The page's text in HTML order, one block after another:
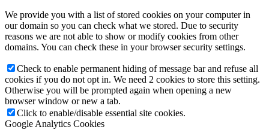
We provide you with a list of stored cookies on your computer in
our domain so you can check what we stored. Due to security
reasons we are not able to show or modify cookies from other
domains. You can check these in your browser security settings.
Check to enable permanent hiding of message bar and refuse all
cookies if you do not opt in. We need 2 cookies to store this setting.
Otherwise you will be prompted again when opening a new
browser window or new a tab.
Click to enable/disable essential site cookies.
Google Analytics Cookies